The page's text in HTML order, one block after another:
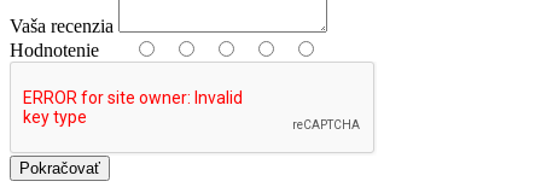
Vaša recenzia
Hodnotenie
Pokračovať